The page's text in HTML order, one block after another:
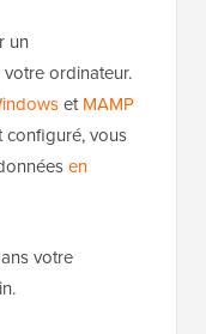
un
ordinateur.
etMAMP
configuré, vous
en
votre